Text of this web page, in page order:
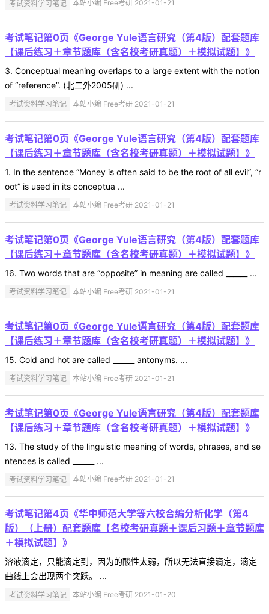
考试资料学习笔记 本站小编 Free考研 2021-01-21
考试笔记第0页《George Yule语言研究（第4版）配套题库
【课后练习＋章节题库（含名校考研真题）＋模拟试题】》
3. Conceptual meaning overlaps to a large extent with the notion
of “reference”. (北二外2005研) ...
考试资料学习笔记 本站小编 Free考研 2021-01-21
考试笔记第0页《George Yule语言研究（第4版）配套题库
【课后练习＋章节题库（含名校考研真题）＋模拟试题】》
1. In the sentence “Money is often said to be the root of all evil”, “r
oot” is used in its conceptua ...
考试资料学习笔记 本站小编 Free考研 2021-01-21
考试笔记第0页《George Yule语言研究（第4版）配套题库
【课后练习＋章节题库（含名校考研真题）＋模拟试题】》
16. Two words that are “opposite” in meaning are called ______ ...
考试资料学习笔记 本站小编 Free考研 2021-01-21
考试笔记第0页《George Yule语言研究（第4版）配套题库
【课后练习＋章节题库（含名校考研真题）＋模拟试题】》
15. Cold and hot are called ______ antonyms. ...
考试资料学习笔记 本站小编 Free考研 2021-01-21
考试笔记第0页《George Yule语言研究（第4版）配套题库
【课后练习＋章节题库（含名校考研真题）＋模拟试题】》
13. The study of the linguistic meaning of words, phrases, and se
ntences is called ______ ...
考试资料学习笔记 本站小编 Free考研 2021-01-21
考试笔记第4页《华中师范大学等六校合编分析化学（第4
版）（上册）配套题库【名校考研真题＋课后习题＋章节题库
＋模拟试题】》
溶液滴定，只能滴定到，因为的酸性太弱，所以无法直接滴定，滴定
曲线上会出现两个突跃。 ...
考试资料学习笔记 本站小编 Free考研 2021-01-20